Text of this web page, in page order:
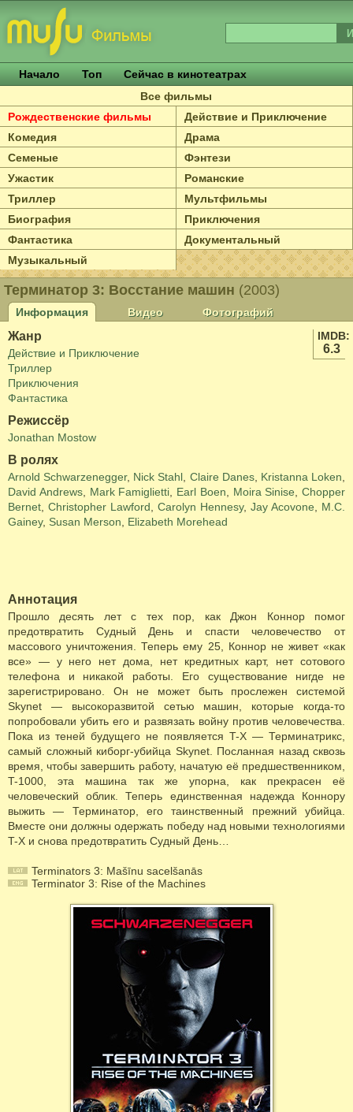
Начало Топ
Сейчас в кинотеатрах
Все фильмы
Рождественские фильмы
Действие и Приключение
Комедия
Драма
Семеные
Фэнтези
Ужастик
Романские
Триллер
Мультфильмы
Биография
Приключения
Фантастика
Документальный
Музыкальный
Терминатор 3: Восстание машин (2003)
Информация Видео
Фотографий
IMDB:
6.3
Жанр
Действие и Приключение
Триллер
Приключения
Фантастика
Режиссёр
Jonathan Mostow
В ролях
Arnold Schwarzenegger, Nick Stahl Claire Danes, Kristanna Loken
David Andrews, Mark Famiglietti Earl Boen Moira Sinise
Chopper
Bernet Christopher Lawford Carolyn Hennesy, Jay Acovone
M.C.
Gainey, Susan Merson Elizabeth Morehead
Аннотация
Прошло десять лет с тех пор, как Джон Коннор помог
предотвратить Судный День и спасти человечество от
массового уничтожения. Теперь ему 25, Коннор не живет «как
все» — у него нет дома, нет кредитных карт, нет сотового
телефона и никакой работы. Его существование нигде не
зарегистрировано. Он не может быть прослежен системой
Skynet — высокоразвитой сетью машин, которые когда-то
попробовали убить его и развязать войну против человечества.
Пока из теней будущего не появляется T-X — Терминатрикс,
самый сложный киборг-убийца Skynet. Посланная назад сквозь
время, чтобы завершить работу, начатую её предшественником,
T-1000, эта машина так же упорна, как прекрасен её
человеческий облик. Теперь единственная надежда Коннору
выжить — Терминатор, его таинственный прежний убийца.
Вместе они должны одержать победу над новыми технологиями
T-X и снова предотвратить Судный День…
Terminators 3: Mašīnu sacelšanās
Terminator 3: Rise of the Machines